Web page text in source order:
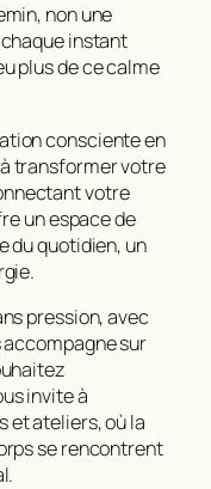
non une
instant
plus de ce calme
consciente en
transformer votre
votre
un espace de
du quotidien, un
pression, avec
accompagne sur
invite à
et ateliers, où la
se rencontrent